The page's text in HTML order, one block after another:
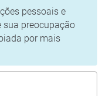
pessoais e
sua preocupação
por mais